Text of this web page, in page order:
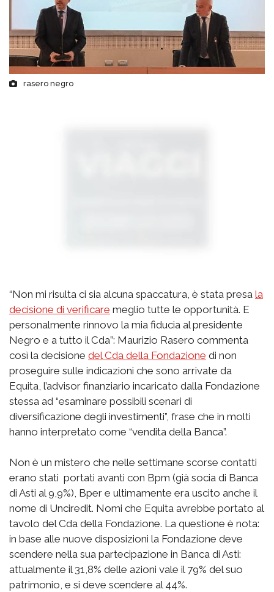
rasero negro
“Non mi risulta ci sia alcuna spaccatura, è stata presa la
decisione di verificare meglio tutte le opportunità. E
personalmente rinnovo la mia fiducia al presidente
Negro e a tutto il Cda”: Maurizio Rasero commenta
così la decisione del Cda della Fondazione di non
proseguire sulle indicazioni che sono arrivate da
Equita, l’advisor finanziario incaricato dalla Fondazione
stessa ad “esaminare possibili scenari di
diversificazione degli investimenti”, frase che in molti
hanno interpretato come “vendita della Banca”.
Non è un mistero che nelle settimane scorse contatti
erano stati portati avanti con Bpm (già socia di Banca
di Asti al 9,9%), Bper e ultimamente era uscito anche il
nome di Unciredit. Nomi che Equita avrebbe portato al
tavolo del Cda della Fondazione. La questione è nota:
in base alle nuove disposizioni la Fondazione deve
scendere nella sua partecipazione in Banca di Asti:
attualmente il 31,8% delle azioni vale il 79% del suo
patrimonio, e si deve scendere al 44%.